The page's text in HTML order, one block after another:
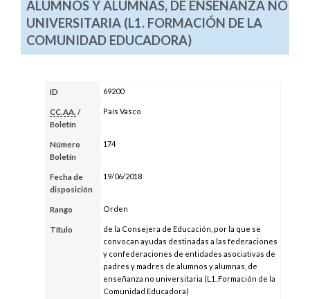
ALUMNOS Y ALUMNAS, DE ENSEÑANZA NO
UNIVERSITARIA (L1. FORMACIÓN DE LA
COMUNIDAD EDUCADORA)
ID 69200
CC.AA. /
Boletín
País Vasco
Número
Boletín
174
Fecha de
disposición
19/06/2018
Rango Orden
Título
de la Consejera de Educación, por la que se
convocan ayudas destinadas a las federaciones
y confederaciones de entidades asociativas de
padres y madres de alumnos y alumnas, de
enseñanza no universitaria (L1. Formación de la
Comunidad Educadora)